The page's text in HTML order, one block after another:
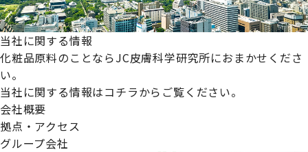
当社に関する情報
化粧品原料のことならJC皮膚科学研究所におまかせくださ
い。
当社に関する情報はコチラからご覧ください。
会社概要
拠点・アクセス
グループ会社